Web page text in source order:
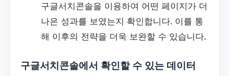
구글서치콘솔을 이용하여 어떤 페이지가 더
나은 성과를 보였는지 확인합니다. 이를 통
해 이후의 전략을 더욱 보완할 수 있습니다.
구글서치콘솔에서 확인할 수 있는 데이터